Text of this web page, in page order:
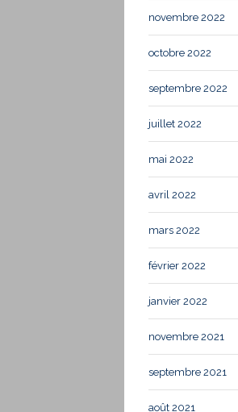
novembre 2022
octobre 2022
septembre 2022
juillet 2022
mai 2022
avril 2022
mars 2022
février 2022
janvier 2022
novembre 2021
septembre 2021
août 2021